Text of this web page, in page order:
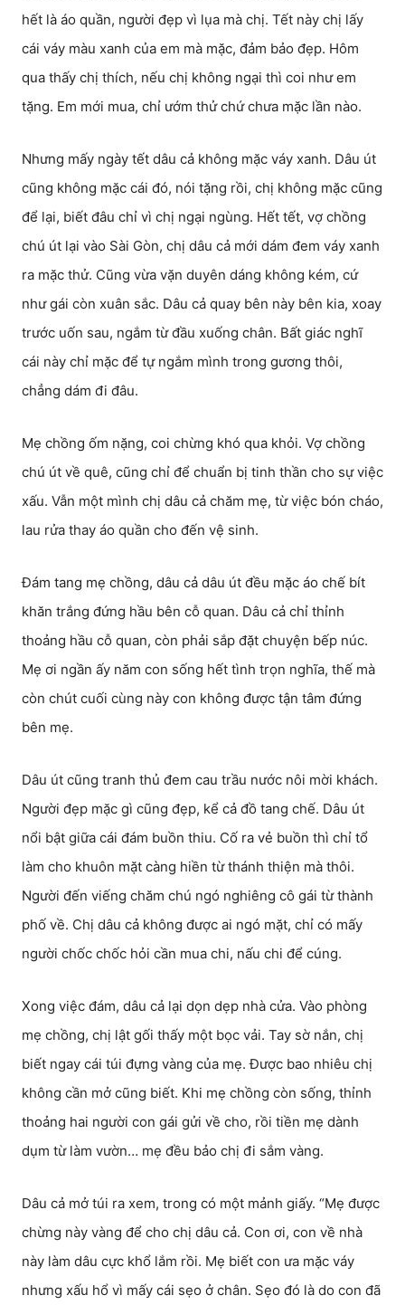
hết là áo quần, người đẹp vì lụa mà chị. Tết này chị lấy
cái váy màu xanh của em mà mặc, đảm bảo đẹp. Hôm
qua thấy chị thích, nếu chị không ngại thì coi như em
tặng. Em mới mua, chỉ ướm thử chứ chưa mặc lần nào.
Nhưng mấy ngày tết dâu cả không mặc váy xanh. Dâu út
cũng không mặc cái đó, nói tặng rồi, chị không mặc cũng
để lại, biết đâu chỉ vì chị ngại ngùng. Hết tết, vợ chồng
chú út lại vào Sài Gòn, chị dâu cả mới dám đem váy xanh
ra mặc thử. Cũng vừa vặn duyên dáng không kém, cứ
như gái còn xuân sắc. Dâu cả quay bên này bên kia, xoay
trước uốn sau, ngắm từ đầu xuống chân. Bất giác nghĩ
cái này chỉ mặc để tự ngắm mình trong gương thôi,
chẳng dám đi đâu.
Mẹ chồng ốm nặng, coi chừng khó qua khỏi. Vợ chồng
chú út về quê, cũng chỉ để chuẩn bị tinh thần cho sự việc
xấu. Vẫn một mình chị dâu cả chăm mẹ, từ việc bón cháo,
lau rửa thay áo quần cho đến vệ sinh.
Đám tang mẹ chồng, dâu cả dâu út đều mặc áo chế bít
khăn trắng đứng hầu bên cỗ quan. Dâu cả chỉ thỉnh
thoảng hầu cỗ quan, còn phải sắp đặt chuyện bếp núc.
Mẹ ơi ngần ấy năm con sống hết tình trọn nghĩa, thế mà
còn chút cuối cùng này con không được tận tâm đứng
bên mẹ.
Dâu út cũng tranh thủ đem cau trầu nước nôi mời khách.
Người đẹp mặc gì cũng đẹp, kể cả đồ tang chế. Dâu út
nổi bật giữa cái đám buồn thiu. Cố ra vẻ buồn thì chỉ tổ
làm cho khuôn mặt càng hiền từ thánh thiện mà thôi.
Người đến viếng chăm chú ngó nghiêng cô gái từ thành
phố về. Chị dâu cả không được ai ngó mặt, chỉ có mấy
người chốc chốc hỏi cần mua chi, nấu chi để cúng.
Xong việc đám, dâu cả lại dọn dẹp nhà cửa. Vào phòng
mẹ chồng, chị lật gối thấy một bọc vải. Tay sờ nắn, chị
biết ngay cái túi đựng vàng của mẹ. Được bao nhiêu chị
không cần mở cũng biết. Khi mẹ chồng còn sống, thỉnh
thoảng hai người con gái gửi về cho, rồi tiền mẹ dành
dụm từ làm vườn… mẹ đều bảo chị đi sắm vàng.
Dâu cả mở túi ra xem, trong có một mảnh giấy. “Mẹ được
chừng này vàng để cho chị dâu cả. Con ơi, con về nhà
này làm dâu cực khổ lắm rồi. Mẹ biết con ưa mặc váy
nhưng xấu hổ vì mấy cái sẹo ở chân. Sẹo đó là do con đã